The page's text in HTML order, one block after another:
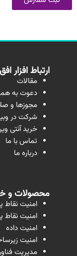
ارتباط افزار افق
مقالات
دعوت به
مجوزها و
شرکت در
خرید آنتی
تماس با ما
درباره ما
محصولات و
امنیت نقاط
امنیت نقاط
امنیت داده
امنیت
مدیریت